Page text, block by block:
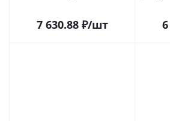
Самаре
7 630.88₽/шт